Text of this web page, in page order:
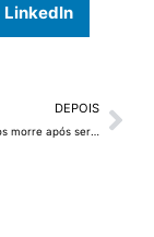
LinkedIn
DEPOIS
Menina de 11 anos morre após ser picada por escorpião no DF